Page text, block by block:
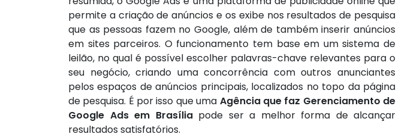
permite a criação de anúncios e os exibe nos resultados de pesquisa
que as pessoas fazem no Google, além de também inserir anúncios
em sites parceiros. O funcionamento tem base em um sistema de
leilão, no qual é possível escolher palavras-chave relevantes para o
seu negócio, criando uma concorrência com outros anunciantes
pelos espaços de anúncios principais, localizados no topo da página
de pesquisa. É por isso que uma Agência que faz Gerenciamento de
Google Ads em Brasíliapode ser a melhor forma de alcançar
resultados satisfatórios.